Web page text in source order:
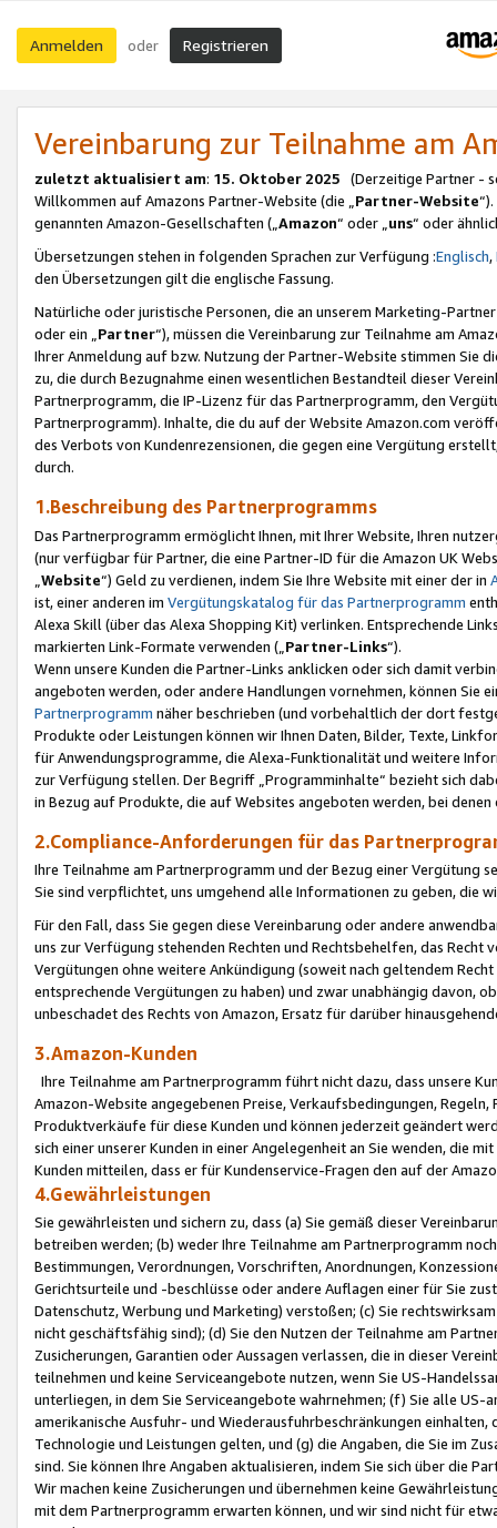
Anmelden oder Registrieren
Vereinbarung zur Teilnahme am
zuletzt aktualisiert am: 15. Oktober 2025 (Derzeitige Partner -
Willkommen auf Amazons Partner-Website (die „Partner-Website
genannten Amazon-Gesellschaften („Amazon“ oder „uns“ oder
Übersetzungen stehen in folgenden Sprachen zur Verfügung :Englisch,
den Übersetzungen gilt die englische Fassung.
Natürliche oder juristische Personen, die an unserem Marketing-
oder ein „Partner“), müssen die Vereinbarung zur Teilnahme am
Ihrer Anmeldung auf bzw. Nutzung der Partner-Website stimmen Sie
zu, die durch Bezugnahme einen wesentlichen Bestandteil dieser
Partnerprogramm, die IP-Lizenz für das Partnerprogramm, den
Partnerprogramm). Inhalte, die du auf der Website Amazon.com
des Verbots von Kundenrezensionen, die gegen eine Vergütung
durch.
1.Beschreibung des Partnerprogramms
Das Partnerprogramm ermöglicht Ihnen, mit Ihrer Website, Ihren
(nur verfügbar für Partner, die eine Partner-ID für die Amazon UK
Website“) Geld zu verdienen, indem Sie Ihre Website mit einer der in
ist, einer anderen im Vergütungskatalog für das Partnerprogramm
Alexa Skill (über das Alexa Shopping Kit) verlinken. Entsprechende
markierten Link-Formate verwenden („ Partner-Links“).
Wenn unsere Kunden die Partner-Links anklicken oder sich damit
angeboten werden, oder andere Handlungen vornehmen, können Sie
Partnerprogramm näher beschrieben (und vorbehaltlich der dort
Produkte oder Leistungen können wir Ihnen Daten, Bilder, Texte,
für Anwendungsprogramme, die Alexa-Funktionalität und weitere
zur Verfügung stellen. Der Begriff „Programminhalte“ bezieht sich
in Bezug auf Produkte, die auf Websites angeboten werden, bei
2.Compliance-Anforderungen für das
Ihre Teilnahme am Partnerprogramm und der Bezug einer Vergütung
Sie sind verpflichtet, uns umgehend alle Informationen zu geben, die
Für den Fall, dass Sie gegen diese Vereinbarung oder andere
uns zur Verfügung stehenden Rechten und Rechtsbehelfen, das
Vergütungen ohne weitere Ankündigung (soweit nach geltendem
entsprechende Vergütungen zu haben) und zwar unabhängig davon,
unbeschadet des Rechts von Amazon, Ersatz für darüber
3.Amazon-Kunden
Ihre Teilnahme am Partnerprogramm führt nicht dazu, dass unsere
Amazon-Website angegebenen Preise, Verkaufsbedingungen,
Produktverkäufe für diese Kunden und können jederzeit geändert
sich einer unserer Kunden in einer Angelegenheit an Sie wenden, die
Kunden mitteilen, dass er für Kundenservice-Fragen den auf der
4.Gewährleistungen
Sie gewährleisten und sichern zu, dass (a) Sie gemäß dieser
betreiben werden; (b) weder Ihre Teilnahme am Partnerprogramm
Bestimmungen, Verordnungen, Vorschriften, Anordnungen,
Gerichtsurteile und -beschlüsse oder andere Auflagen einer für Sie
Datenschutz, Werbung und Marketing) verstoßen; (c) Sie
nicht geschäftsfähig sind); (d) Sie den Nutzen der Teilnahme am
Zusicherungen, Garantien oder Aussagen verlassen, die in dieser
teilnehmen und keine Serviceangebote nutzen, wenn Sie US-
unterliegen, in dem Sie Serviceangebote wahrnehmen; (f) Sie alle
amerikanische Ausfuhr- und Wiederausfuhrbeschränkungen
Technologie und Leistungen gelten, und (g) die Angaben, die Sie im
sind. Sie können Ihre Angaben aktualisieren, indem Sie sich über die
Wir machen keine Zusicherungen und übernehmen keine
mit dem Partnerprogramm erwarten können, und wir sind nicht für